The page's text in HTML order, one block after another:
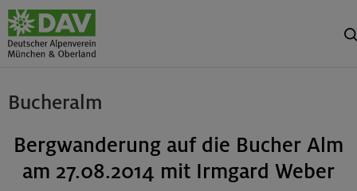
Bucheralm
Bergwanderung auf die Bucher Alm
am 27.08.2014 mit Irmgard Weber